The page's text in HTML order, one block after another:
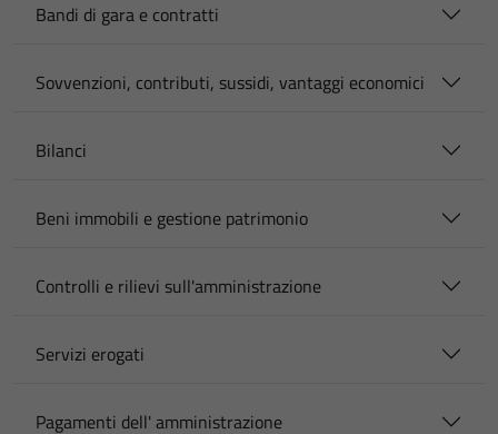
Bandi di gara e contratti
Sovvenzioni, contributi, sussidi, vantaggi economici
Bilanci
Beni immobili e gestione patrimonio
Controlli e rilievi sull'amministrazione
Servizi erogati
Pagamenti dell' amministrazione